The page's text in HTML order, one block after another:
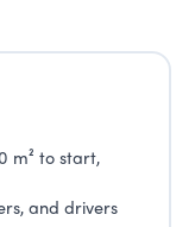
m² to start,
and drivers